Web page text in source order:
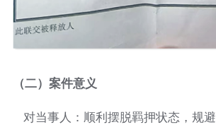
（二）案件意义
对当事人：顺利摆脱羁押状态，规